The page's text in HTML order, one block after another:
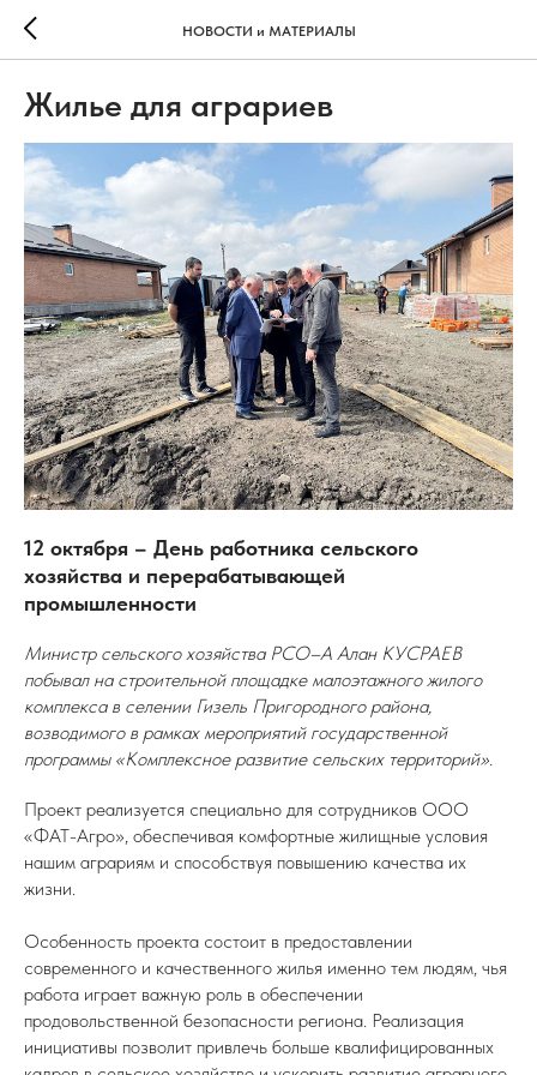
НОВОСТИ и МАТЕРИАЛЫ
Жилье для аграриев
12 октября – День работника сельского
хозяйства и перерабатывающей
промышленности
Министр сельского хозяйства РСО–А Алан КУСРАЕВ
побывал на строительной площадке малоэтажного жилого
комплекса в селении Гизель Пригородного района,
возводимого в рамках мероприятий государственной
программы «Комплексное развитие сельских территорий».
Проект реализуется специально для сотрудников ООО
«ФАТ-Агро», обеспечивая комфортные жилищные условия
нашим аграриям и способствуя повышению качества их
жизни.
Особенность проекта состоит в предоставлении
современного и качественного жилья именно тем людям, чья
работа играет важную роль в обеспечении
продовольственной безопасности региона. Реализация
инициативы позволит привлечь больше квалифицированных